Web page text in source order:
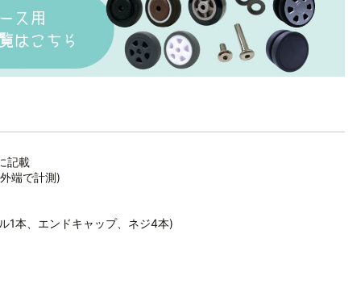
記載
端で計測)
1本、エンドキャップ、ネジ4本)